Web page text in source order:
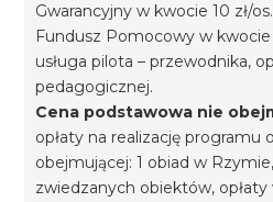
Gwarancyjny w kwocie 10 zł/
Fundusz Pomocowy w kwocie
usługa pilota – przewodnika,
pedagogicznej.
Cena podstawowa nie
opłaty na realizację programu
obejmującej: 1 obiad w
zwiedzanych obiektów,